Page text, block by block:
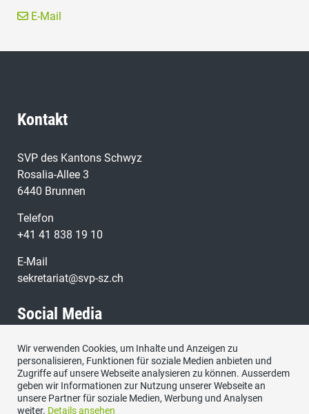
E-Mail
Kontakt
SVP des Kantons Schwyz
Rosalia-Allee 3
6440 Brunnen
Telefon
+41 41 838 19 10
E-Mail
sekretariat@svp-sz.ch
Social Media
Besuchen Sie uns bei:
Wir verwenden Cookies, um Inhalte und Anzeigen zu
personalisieren, Funktionen für soziale Medien anbieten und
Zugriffe auf unsere Webseite analysieren zu können. Ausserdem
geben wir Informationen zur Nutzung unserer Webseite an
unsere Partner für soziale Medien, Werbung und Analysen
weiter. Details ansehen